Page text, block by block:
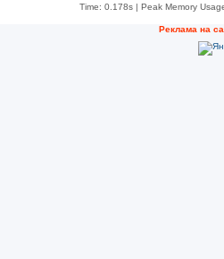
Time: 0.178s| Peak Memory
Реклама на